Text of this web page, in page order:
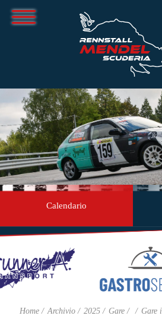
Calendario
Home Archivio 2025 Gare Gare